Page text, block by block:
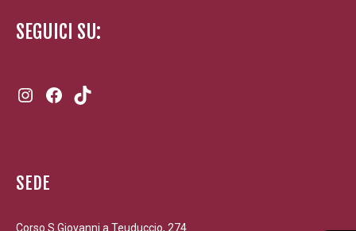
SEGUICI SU:
Instagram
Facebook
SEDE
Corso S.Giovanni a Teuduccio, 274